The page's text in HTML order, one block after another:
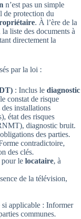
n’est pas un simple
de protection du
. À l’ère de la
liste des documents à
directement la
par la loi :
: Inclus le diagnostic
constat de risque
installations
état des risques
diagnostic bruit.
des parties.
contradictoire,
des clés.
le locataire, à
de la télévision,
si applicable : Informer
communes.